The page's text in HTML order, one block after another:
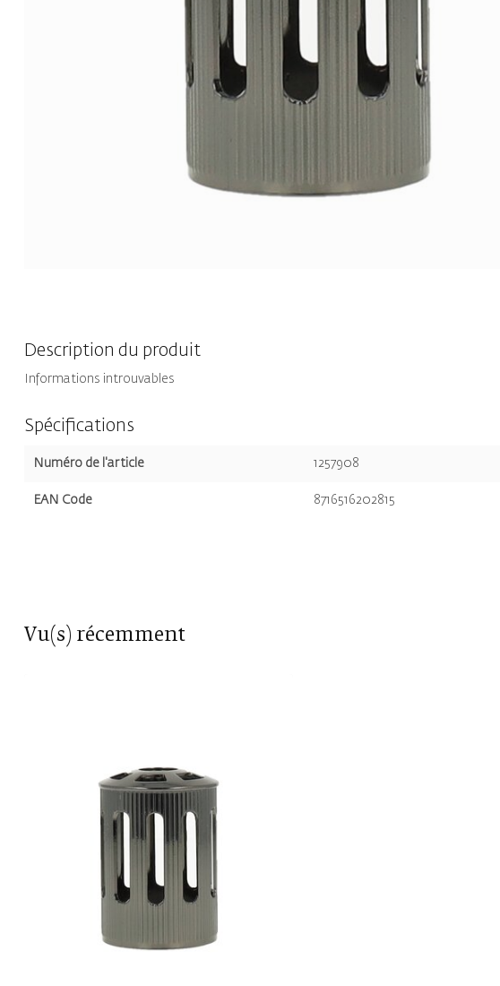
Description du produit
Informations introuvables
Spécifications
Numéro de l'article 1257908
EAN Code 8716516202815
Vu(s) récemment